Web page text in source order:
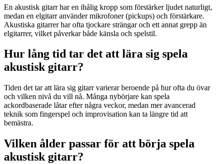
En akustisk gitarr har en ihålig kropp som förstärker ljudet naturligt,
medan en elgitarr använder mikrofoner (pickups) och förstärkare.
Akustiska gitarrer har ofta tjockare strängar och ett annat grepp än
elgitarrer, vilket påverkar både känsla och spelstil.
Hur lång tid tar det att lära sig spela
akustisk gitarr?
Tiden det tar att lära sig gitarr varierar beroende på hur ofta du övar
och vilken nivå du vill nå. Många nybörjare kan spela
ackordbaserade låtar efter några veckor, medan mer avancerad
teknik som fingerspel och improvisation kan ta längre tid att
bemästra.
Vilken ålder passar för att börja spela
akustisk gitarr?